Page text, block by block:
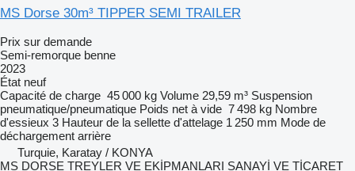
MS Dorse 30m³ TIPPER SEMI TRAILER
Prix sur demande
Semi-remorque benne
2023
État neuf
Capacité de charge 45 000 kg Volume 29,59 m³ Suspension
pneumatique/pneumatique Poids net à vide 7 498 kg Nombre
d'essieux 3 Hauteur de la sellette d'attelage 1 250 mm Mode de
déchargement arrière
Turquie, Karatay / KONYA
MS DORSE TREYLER VE EKİPMANLARI SANAYİ VE TİCARET